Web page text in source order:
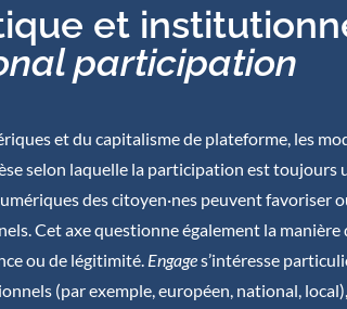
et
participation
et du capitalisme de plateforme, les
selon laquelle la participation est toujours
des citoyen·nes peuvent favoriser
Cet axe questionne également la
ou de légitimité. Engages’intéresse
(par exemple, européen, national,